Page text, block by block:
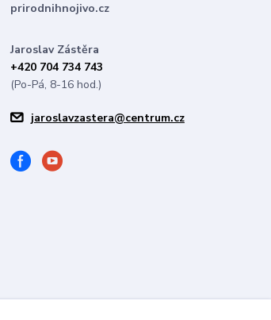
prirodnihnojivo.cz
Jaroslav Zástěra
+420 704 734 743
(Po-Pá, 8-16 hod.)
jaroslavzastera@centrum.cz